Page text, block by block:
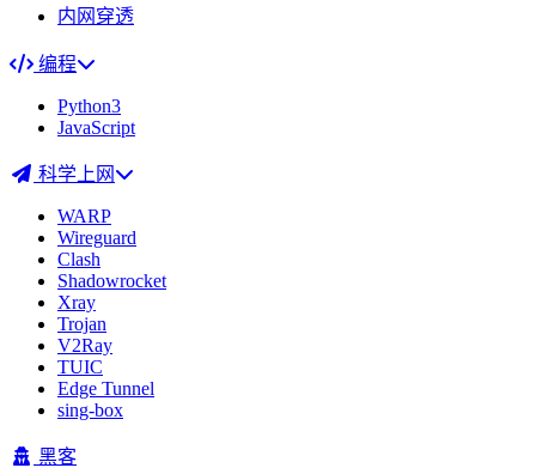
内网穿透
编程
Python3
JavaScript
科学上网
WARP
Wireguard
Clash
Shadowrocket
Xray
Trojan
V2Ray
TUIC
Edge Tunnel
sing-box
黑客